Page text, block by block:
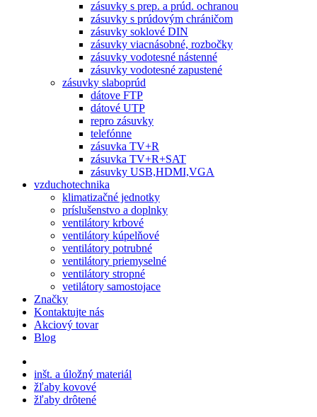
zásuvky s prep. a prúd. ochranou
zásuvky s prúdovým chráničom
zásuvky soklové DIN
zásuvky viacnásobné, rozbočky
zásuvky vodotesné nástenné
zásuvky vodotesné zapustené
zásuvky slaboprúd
dátove FTP
dátové UTP
repro zásuvky
telefónne
zásuvka TV+R
zásuvka TV+R+SAT
zásuvky USB,HDMI,VGA
vzduchotechnika
klimatizačné jednotky
príslušenstvo a doplnky
ventilátory krbové
ventilátory kúpelňové
ventilátory potrubné
ventilátory priemyselné
ventilátory stropné
vetilátory samostojace
Značky
Kontaktujte nás
Akciový tovar
Blog
inšt. a úložný materiál
žľaby kovové
žľaby drôtené